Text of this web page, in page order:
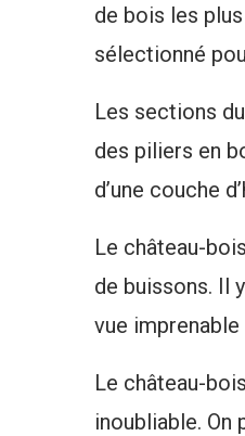
de bois les
sélectionné
Les sections
des piliers en
d’une couche
Le château-
de buissons. Il
vue imprenable
Le château-
inoubliable. On